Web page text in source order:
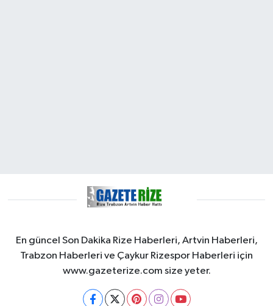
En güncel Son Dakika Rize Haberleri, Artvin Haberleri,
Trabzon Haberleri ve Çaykur Rizespor Haberleri için
www.gazeterize.com size yeter.